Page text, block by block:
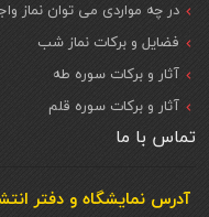
در چه مواردی می توان نماز
فضایل و برکات نماز شب
آثار و برکات سوره طه
آثار و برکات سوره قلم
تماس با ما
آدرس نمایشگاه و دفتر